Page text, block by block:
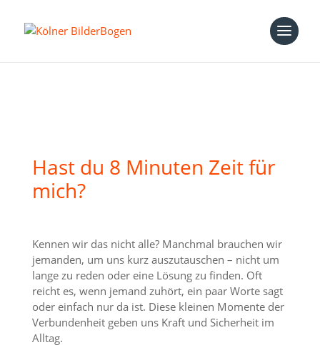
Hast du 8 Minuten Zeit für
mich?
Kennen wir das nicht alle? Manchmal brauchen wir
jemanden, um uns kurz auszutauschen – nicht um
lange zu reden oder eine Lösung zu finden. Oft
reicht es, wenn jemand zuhört, ein paar Worte sagt
oder einfach nur da ist. Diese kleinen Momente der
Verbundenheit geben uns Kraft und Sicherheit im
Alltag.